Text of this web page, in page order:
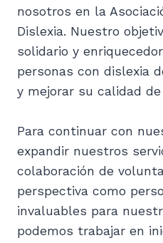
nosotros en la
Dislexia. Nuestro
solidario y
personas con dislexia
y mejorar su calidad de
Para continuar con
expandir nuestros
colaboración de
perspectiva como
invaluables para
podemos trabajar en